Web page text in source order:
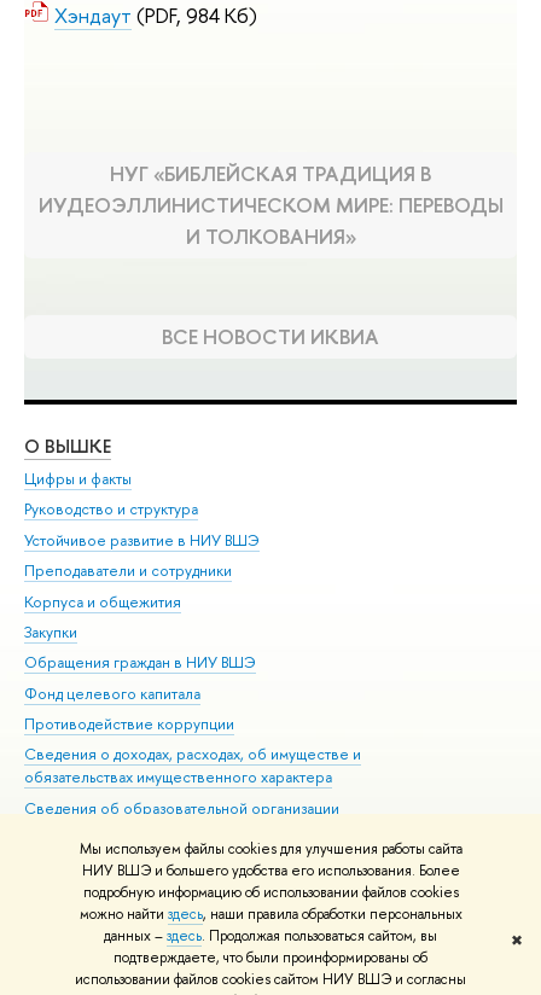
Мы используем файлы cookies для улучшения работы сайта
НИУ ВШЭ и большего удобства его использования. Более
подробную информацию об использовании файлов cookies
можно найти здесь, наши правила обработки персональных
данных –здесь. Продолжая пользоваться сайтом, вы
подтверждаете, что были проинформированы об
использовании файлов cookies сайтом НИУ ВШЭ и согласны
✖
Хэндаут (PDF, 984 Кб)
НУГ «БИБЛЕЙСКАЯ ТРАДИЦИЯ В
ИУДЕОЭЛЛИНИСТИЧЕСКОМ МИРЕ: ПЕРЕВОДЫ
И ТОЛКОВАНИЯ»
ВСЕ НОВОСТИ ИКВИА
О ВЫШКЕ
Цифры и факты
Руководство и структура
Устойчивое развитие в НИУ ВШЭ
Преподаватели и сотрудники
Корпуса и общежития
Закупки
Обращения граждан в НИУ ВШЭ
Фонд целевого капитала
Противодействие коррупции
Сведения о доходах, расходах, об имуществе и
обязательствах имущественного характера
Сведения об образовательной организации
Людям с ограниченными возможностями здоровья
Единая платежная страница
Работа в Вышке
© НИУ ВШЭ 1993–2026 Адреса и контакты Условия использования